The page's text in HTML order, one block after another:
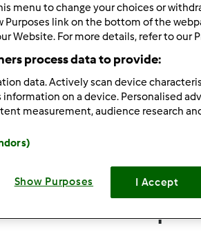
medio
menu to change your choices or
Purposes link on the bottom of the
Website. For more details, refer to our
process data to provide:
data. Actively scan device
information on a device. Personalised
measurement, audience research
Show Purposes I Accept